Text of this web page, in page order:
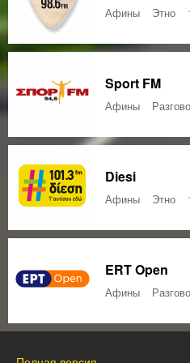
Афины Этно
Sport FM
Афины
Diesi
Афины Этно
ERT Open
Афины